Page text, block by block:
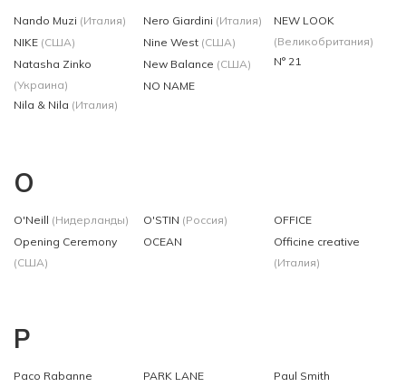
Nando Muzi (Италия)
NIKE (США)
Natasha Zinko
(Украина)
Nila & Nila (Италия)
Nero Giardini (Италия)
Nine West (США)
New Balance (США)
NO NAME
NEW LOOK
(Великобритания)
N° 21
O
O'Neill (Нидерланды)
Opening Ceremony
(США)
O'STIN (Россия)
OCEAN
OFFICE
Officine creative
(Италия)
P
Paco Rabanne
PARK LANE
Paul Smith